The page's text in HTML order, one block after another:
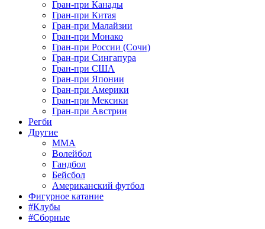
Гран-при Канады
Гран-при Китая
Гран-при Малайзии
Гран-при Монако
Гран-при России (Сочи)
Гран-при Сингапура
Гран-при США
Гран-при Японии
Гран-при Америки
Гран-при Мексики
Гран-при Австрии
Регби
Другие
MMA
Волейбол
Гандбол
Бейсбол
Американский футбол
Фигурное катание
#Клубы
#Сборные